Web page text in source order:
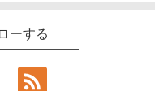
ーする